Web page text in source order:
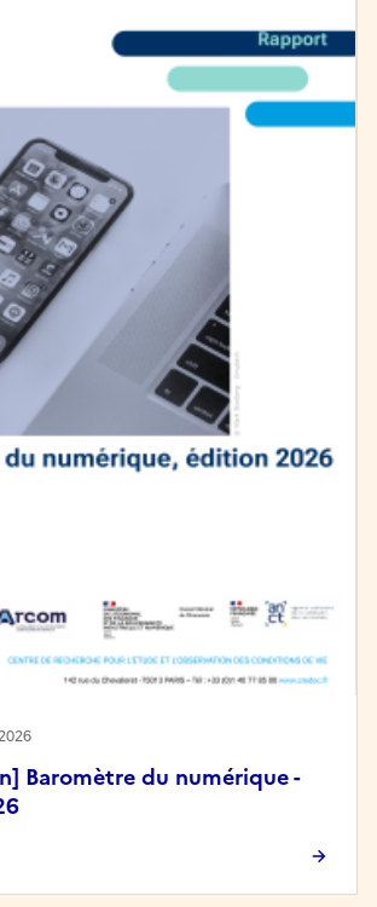
Baromètre du numérique -